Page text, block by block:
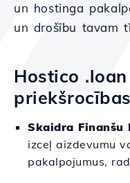
un hostinga
un drošību tavam
Hostico
priekšrocības
Skaidra Finanšu
izceļ aizdevumu
pakalpojumus,